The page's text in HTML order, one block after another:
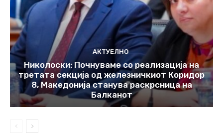
АКТУЕЛНО
Николоски: Почнуваме со реализација на
третата секција од железничкиот Коридор
8, Македонија станува раскрсница на
Балканот